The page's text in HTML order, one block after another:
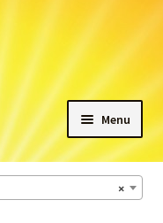
Menu
×